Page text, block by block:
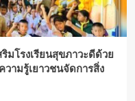
ริมโรงเรียนสุขภาวะดีด้วย
ามรู้เยาวชนจัดการสิ่ง